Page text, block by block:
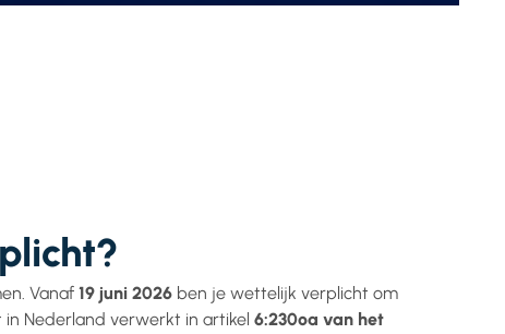
Vanaf 19 juni 2026 ben je wettelijk verplicht om
Nederland verwerkt in artikel 6:230oa van het